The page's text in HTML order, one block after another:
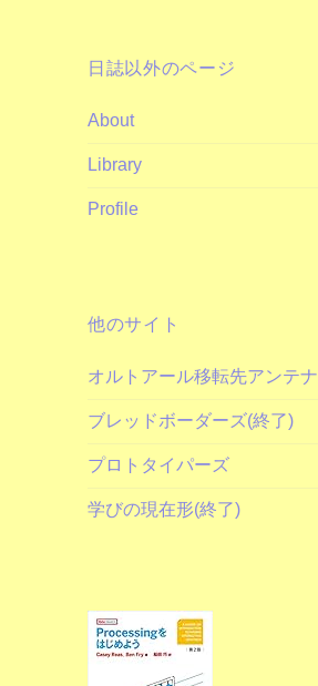
日誌以外のページ
About
Library
Profile
他のサイト
オルトアール移転先アンテナ
ブレッドボーダーズ(終了)
プロトタイパーズ
学びの現在形(終了)